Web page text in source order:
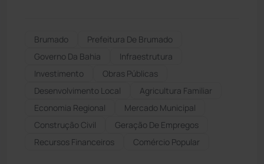
Brumado
Prefeitura De Brumado
Governo Da Bahia
Infraestrutura
Investimento
Obras Públicas
Desenvolvimento Local
Agricultura Familiar
Economia Regional
Mercado Municipal
Construção Civil
Geração De Empregos
Recursos Financeiros
Comércio Popular